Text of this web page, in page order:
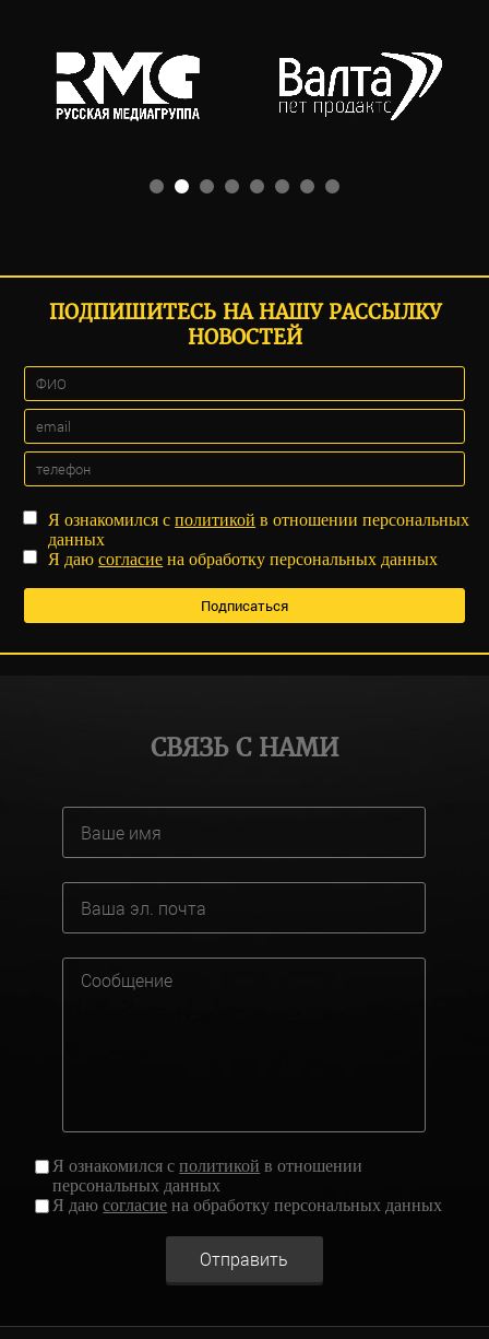
ПОДПИШИТЕСЬ НА НАШУ РАССЫЛКУ
НОВОСТЕЙ
Я ознакомился сполитикой в отношении персональных
данных
Я даюсогласие на обработку персональных данных
СВЯЗЬ С НАМИ
Я ознакомился сполитикой в отношении
персональных данных
Я даюсогласие на обработку персональных данных
Отправить